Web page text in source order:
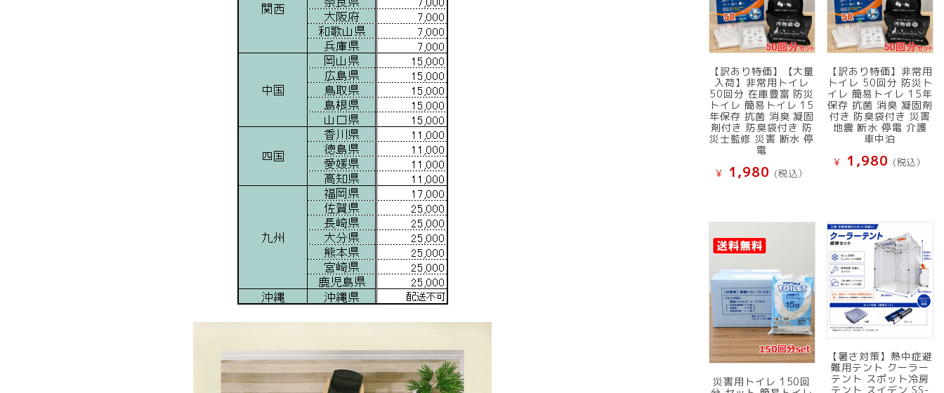
【訳あり特価】【大量
入荷】非常用トイレ
50回分 在庫豊富 防災
トイレ 簡易トイレ 15
年保存 抗菌 消臭 凝固
剤付き 防臭袋付き 防
災士監修 災害 断水 停
電
¥ 1,980 (税込）
【訳あり特価】非常用
トイレ 50回分 防災ト
イレ 簡易トイレ 15年
保存 抗菌 消臭 凝固剤
付き 防臭袋付き 災害
地震 断水 停電 介護
車中泊
¥ 1,980 (税込）
災害用トイレ 150回
【暑さ対策】熱中症避
難用テント クーラー
テント スポット冷房
テント スイデン SS-